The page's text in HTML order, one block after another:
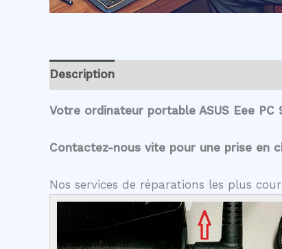
Description
Votre ordinateur portable ASUS Eee
Contactez-nous vite pour une prise en
Nos services de réparations les plus